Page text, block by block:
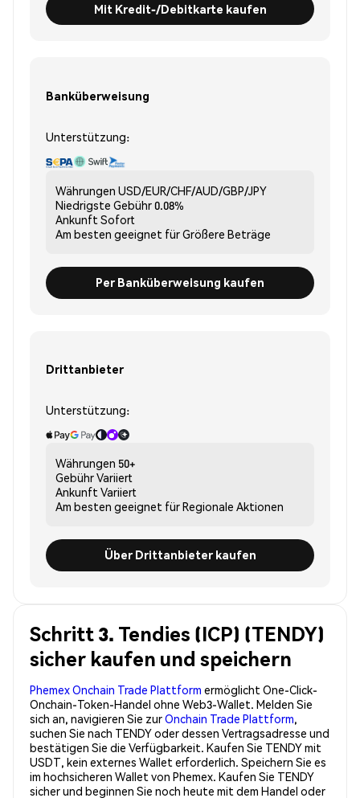
Mit Kredit-/Debitkarte kaufen
Banküberweisung
Unterstützung:
Währungen USD/EUR/CHF/AUD/GBP/JPY
Niedrigste Gebühr0.08%
Ankunft Sofort
Am besten geeignet fürGrößere Beträge
Per Banküberweisung kaufen
Drittanbieter
Unterstützung:
Währungen 50+
GebührVariiert
Ankunft Variiert
Am besten geeignet fürRegionale Aktionen
Über Drittanbieter kaufen
Schritt 3. Tendies (ICP) (TENDY)
sicher kaufen und speichern
Phemex Onchain Trade Plattform ermöglicht One-Click-
Onchain-Token-Handel ohne Web3-Wallet. Melden Sie
sich an, navigieren Sie zurOnchain Trade Plattform,
suchen Sie nach TENDY oder dessen Vertragsadresse und
bestätigen Sie die Verfügbarkeit. Kaufen Sie TENDY mit
USDT, kein externes Wallet erforderlich. Speichern Sie es
im hochsicheren Wallet von Phemex. Kaufen Sie TENDY
sicher und beginnen Sie noch heute mit dem Handel oder